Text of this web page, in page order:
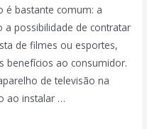
é bastante comum: a
a possibilidade de contratar
de filmes ou esportes,
benefícios ao consumidor.
de televisão na
ao instalar …